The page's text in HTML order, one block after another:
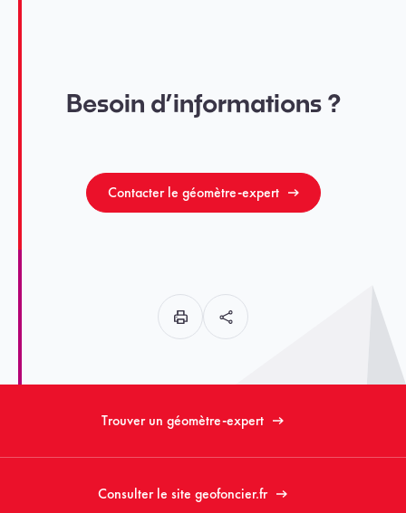
Besoin d’informations ?
Contacter le géomètre-expert
Trouver un géomètre-expert
Consulter le site geofoncier.fr